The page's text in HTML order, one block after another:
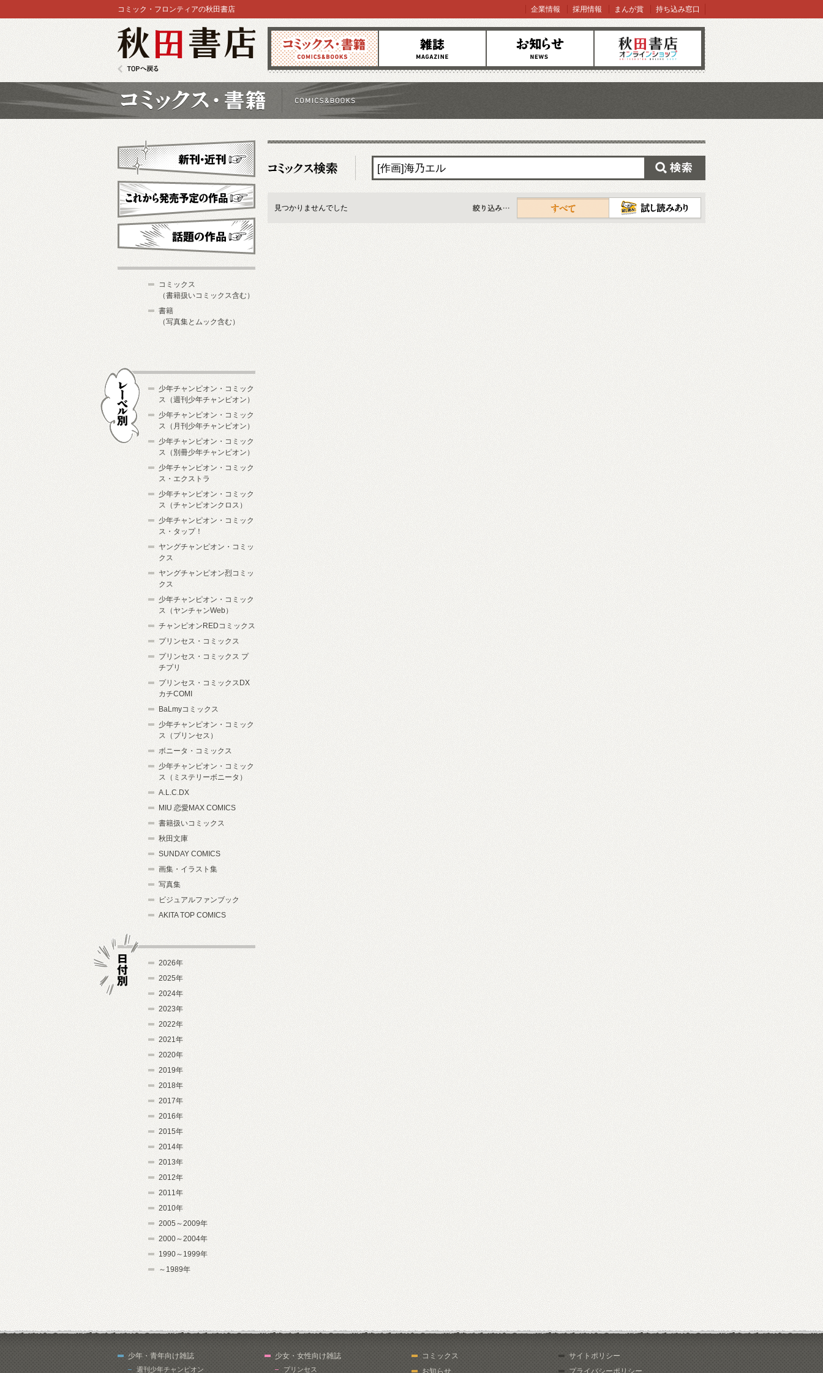
コミックス 雑誌 お知らせ オンラインショップ
コミック・フロンティアの秋田書店 企業情報 採用情報 まんが賞 持ち込み窓口
見つかりませんでした
すべて
新刊・近刊
これから発売予定
コミックス
（書籍扱いコミックス含む）
書籍
（写真集とムック含む）
少年チャンピオン・コミック
ス（週刊少年チャンピオン）
少年チャンピオン・コミック
ス（月刊少年チャンピオン）
少年チャンピオン・コミック
ス（別冊少年チャンピオン）
少年チャンピオン・コミック
ス・エクストラ
少年チャンピオン・コミック
ス（チャンピオンクロス）
少年チャンピオン・コミック
ス・タップ！
ヤングチャンピオン・コミッ
クス
ヤングチャンピオン烈コミッ
クス
少年チャンピオン・コミック
ス（ヤンチャンWeb）
チャンピオンREDコミックス
プリンセス・コミックス
プリンセス・コミックス プ
チプリ
プリンセス・コミックスDX
カチCOMI
BaLmyコミックス
少年チャンピオン・コミック
ス（プリンセス）
ボニータ・コミックス
少年チャンピオン・コミック
ス（ミステリーボニータ）
A.L.C.DX
MIU 恋愛MAX COMICS
書籍扱いコミックス
秋田文庫
SUNDAY COMICS
画集・イラスト集
写真集
ビジュアルファンブック
AKITA TOP COMICS
2026年
2025年
2024年
2023年
2022年
2021年
2020年
2019年
2018年
2017年
2016年
2015年
2014年
2013年
2012年
2011年
2010年
2005～2009年
2000～2004年
1990～1999年
～1989年
少年・青年向け雑誌
週刊少年チャンピオン
少女・女性向け雑誌
プリンセス
コミックス
お知らせ
サイトポリシー
プライバシーポリシー